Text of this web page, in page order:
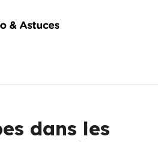
dans les